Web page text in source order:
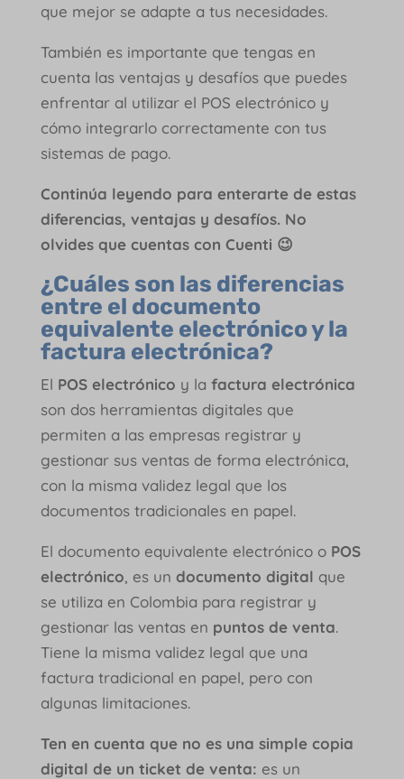
que mejor se adapte a tus necesidades.
También es importante que tengas en
cuenta las ventajas y desafíos que puedes
enfrentar al utilizar el POS electrónico y
cómo integrarlo correctamente con tus
sistemas de pago.
Continúa leyendo para enterarte de estas
diferencias, ventajas y desafíos. No
olvides que cuentas con Cuenti 😉
¿Cuáles son las diferencias
entre el documento
equivalente electrónico y la
factura electrónica?
El POS electrónico y la factura electrónica
son dos herramientas digitales que
permiten a las empresas registrar y
gestionar sus ventas de forma electrónica,
con la misma validez legal que los
documentos tradicionales en papel.
El documento equivalente electrónico o POS
electrónico, es un documento digital que
se utiliza en Colombia para registrar y
gestionar las ventas en puntos de venta.
Tiene la misma validez legal que una
factura tradicional en papel, pero con
algunas limitaciones.
Ten en cuenta que no es una simple copia
digital de un ticket de venta: es un